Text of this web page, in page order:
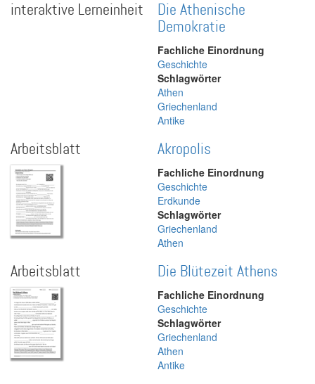
interaktive Lerneinheit
Die Athenische
Demokratie
Fachliche Einordnung
Geschichte
Schlagwörter
Athen
Griechenland
Antike
Arbeitsblatt Akropolis
Fachliche Einordnung
Geschichte
Erdkunde
Schlagwörter
Griechenland
Athen
Arbeitsblatt Die Blütezeit Athens
Fachliche Einordnung
Geschichte
Schlagwörter
Griechenland
Athen
Antike